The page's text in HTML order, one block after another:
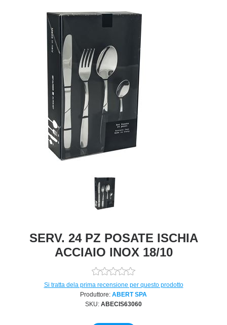
SERV. 24 PZ POSATE ISCHIA
ACCIAIO INOX 18/10
Si tratta dela prima recensione per questo prodotto
Produttore: ABERT SPA
SKU: ABECIS63060